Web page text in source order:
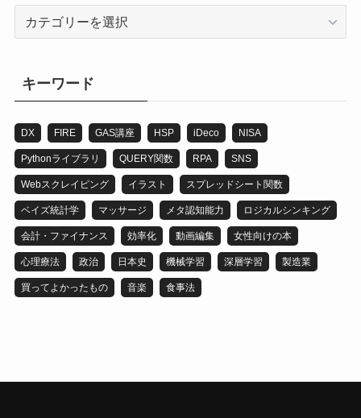
キーワード
DX FIRE GAS講座 HSP iDeco NISA
Pythonライブラリ QUERY関数 RPA SNS
Webスクレイピング イラスト スプレッドシート関数
ベイズ統計学 マッサージ メタ認知能力 ロジカルシンキング
会計・ファイナンス 効率化 動画編集 女性向けの本
心理療法 政治 日本史 機械学習 深層学習 製造業
買ってよかったもの 音楽 食事法